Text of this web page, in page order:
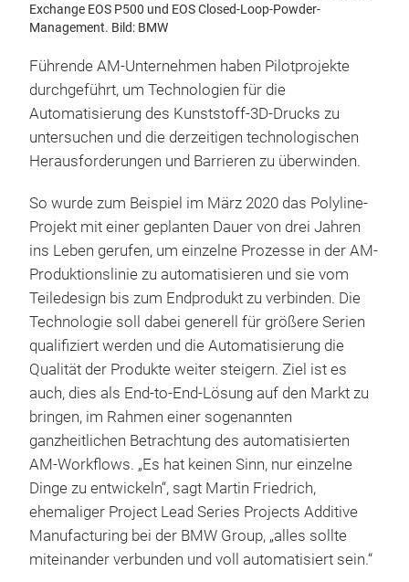
Exchange EOS P500 und EOS Closed-Loop-Powder-
Management. Bild: BMW
Führende AM-Unternehmen haben Pilotprojekte
durchgeführt, um Technologien für die
Automatisierung des Kunststoff-3D-Drucks zu
untersuchen und die derzeitigen technologischen
Herausforderungen und Barrieren zu überwinden.
So wurde zum Beispiel im März 2020 das Polyline-
Projekt mit einer geplanten Dauer von drei Jahren
ins Leben gerufen, um einzelne Prozesse in der AM-
Produktionslinie zu automatisieren und sie vom
Teiledesign bis zum Endprodukt zu verbinden. Die
Technologie soll dabei generell für größere Serien
qualifiziert werden und die Automatisierung die
Qualität der Produkte weiter steigern. Ziel ist es
auch, dies als End-to-End-Lösung auf den Markt zu
bringen, im Rahmen einer sogenannten
ganzheitlichen Betrachtung des automatisierten
AM-Workflows. „Es hat keinen Sinn, nur einzelne
Dinge zu entwickeln“, sagt Martin Friedrich,
ehemaliger Project Lead Series Projects Additive
Manufacturing bei der BMW Group, „alles sollte
miteinander verbunden und voll automatisiert sein.“